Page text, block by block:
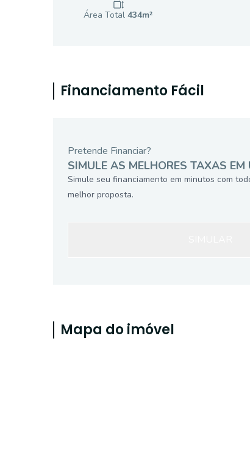
Área Total 434m²
Financiamento Fácil
Pretende Financiar?
SIMULE AS MELHORES TAXAS
Simule seu financiamento em minutos com
melhor proposta.
Mapa do imóvel